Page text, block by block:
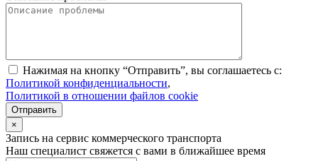
Нажимая на кнопку “Отправить”, вы соглашаетесь с:
Политикой конфиденциальности,
Политикой в отношении файлов cookie
Отправить
×
Запись на сервис коммерческого транспорта
Наш специалист свяжется с вами в ближайшее время